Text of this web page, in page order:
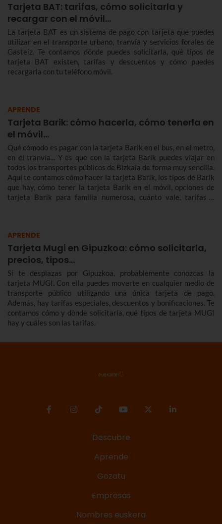
Tarjeta BAT: tarifas, cómo solicitarla y
recargar con el móvil…
La tarjeta BAT es un sistema de pago con tarjeta que puedes
utilizar en el transporte urbano, tranvía y servicios forales de
Gasteiz. Te contamos dónde puedes solicitarla, qué tipos de
tarjeta BAT existen, tarifas y descuentos y cómo puedes
recargarla con tu teléfono móvil.
APRENDE
Tarjeta Barik: cómo hacerla, cómo tenerla en
el móvil...
Qué cómodo es pagar con la tarjeta Barik en el bus, en el metro,
en el tranvía... Y es que con la tarjeta Barik puedes viajar en
todos los transportes públicos de Bizkaia de forma muy sencilla.
Aquí te contamos cómo hacer la tarjeta Barik, los tipos de Barik
que hay, cómo tener la tarjeta Barik en el móvil, opciones de
tarjeta Barik para familia numerosa, cuánto vale, tarifas y
APRENDE
Tarjeta Mugi en Gipuzkoa: cómo solicitarla,
precios, tipos…
Si te desplazas por Gipuzkoa, probablemente conozcas la
tarjeta MUGI. Con ella puedes moverte en cualquier medio de
transporte público utilizando una única tarjeta de pago.
Además, hay tarifas especiales, descuentos y bonificaciones. Te
contamos cómo y dónde solicitarla, qué tipos de tarjeta MUGI
hay y cuáles son las tarifas.
Descubre
Aprende
Gozatu
Empresas
Nombres euskera